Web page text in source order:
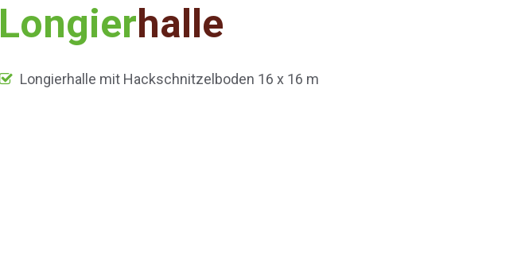
Longierhalle
Longierhalle mit Hackschnitzelboden 16 x 16 m